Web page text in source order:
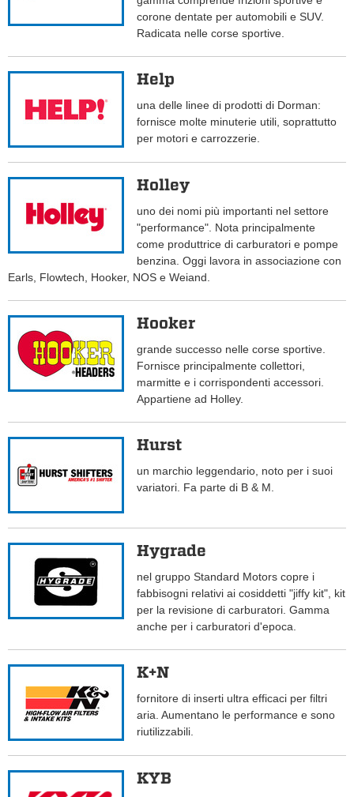
corone dentate per automobili e SUV.
Radicata nelle corse sportive.
Help
una delle linee di prodotti di Dorman:
fornisce molte minuterie utili, soprattutto
per motori e carrozzerie.
Holley
uno dei nomi più importanti nel settore
"performance". Nota principalmente
come produttrice di carburatori e pompe
benzina. Oggi lavora in associazione con
Earls, Flowtech, Hooker, NOS e Weiand.
Hooker
grande successo nelle corse sportive.
Fornisce principalmente collettori,
marmitte e i corrispondenti accessori.
Appartiene ad Holley.
Hurst
un marchio leggendario, noto per i suoi
variatori. Fa parte di B & M.
Hygrade
nel gruppo Standard Motors copre i
fabbisogni relativi ai cosiddetti "jiffy kit", kit
per la revisione di carburatori. Gamma
anche per i carburatori d'epoca.
K+N
fornitore di inserti ultra efficaci per filtri
aria. Aumentano le performance e sono
riutilizzabili.
KYB